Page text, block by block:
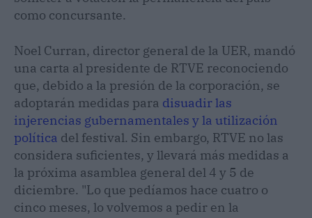
como concursante.
Noel Curran, director general de la UER, mandó
una carta al presidente de RTVE reconociendo
que, debido a la presión de la corporación, se
adoptarán medidas para disuadir las
injerencias gubernamentales y la utilización
política del festival. Sin embargo, RTVE no las
considera suficientes, y llevará más medidas a
la próxima asamblea general del 4 y 5 de
diciembre. "Lo que pedíamos hace cuatro o
cinco meses, lo volvemos a pedir en la